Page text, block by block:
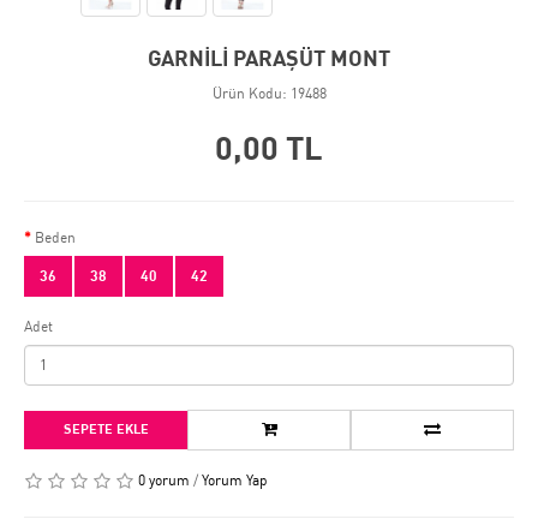
GARNİLİ PARAŞÜT MONT
Ürün Kodu: 19488
0,00 TL
Beden
36 38 40 42
Adet
SEPETE EKLE
0 yorum / Yorum Yap